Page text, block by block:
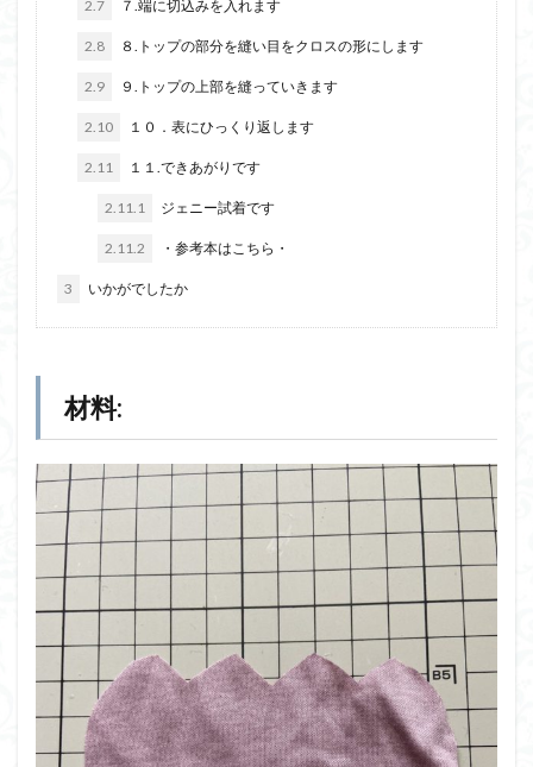
2.7 ７.端に切込みを入れます
2.8 ８.トップの部分を縫い目をクロスの形にします
2.9 ９.トップの上部を縫っていきます
2.10 １０．表にひっくり返します
2.11 １１.できあがりです
2.11.1 ジェニー試着です
2.11.2 ・参考本はこちら・
3 いかがでしたか
材料: